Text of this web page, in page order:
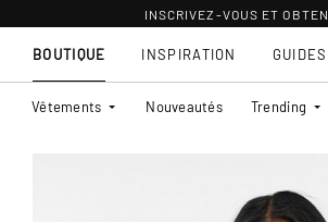
INSCRIVEZ-VOUS ET
BOUTIQUE
Vêtements Nouveautés Trending
INSPIRATION GUIDES